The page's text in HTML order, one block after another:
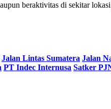
beraktivitas di sekitar
Jalan Lintas Sumatera Jalan
PT Indec Internusa Satker